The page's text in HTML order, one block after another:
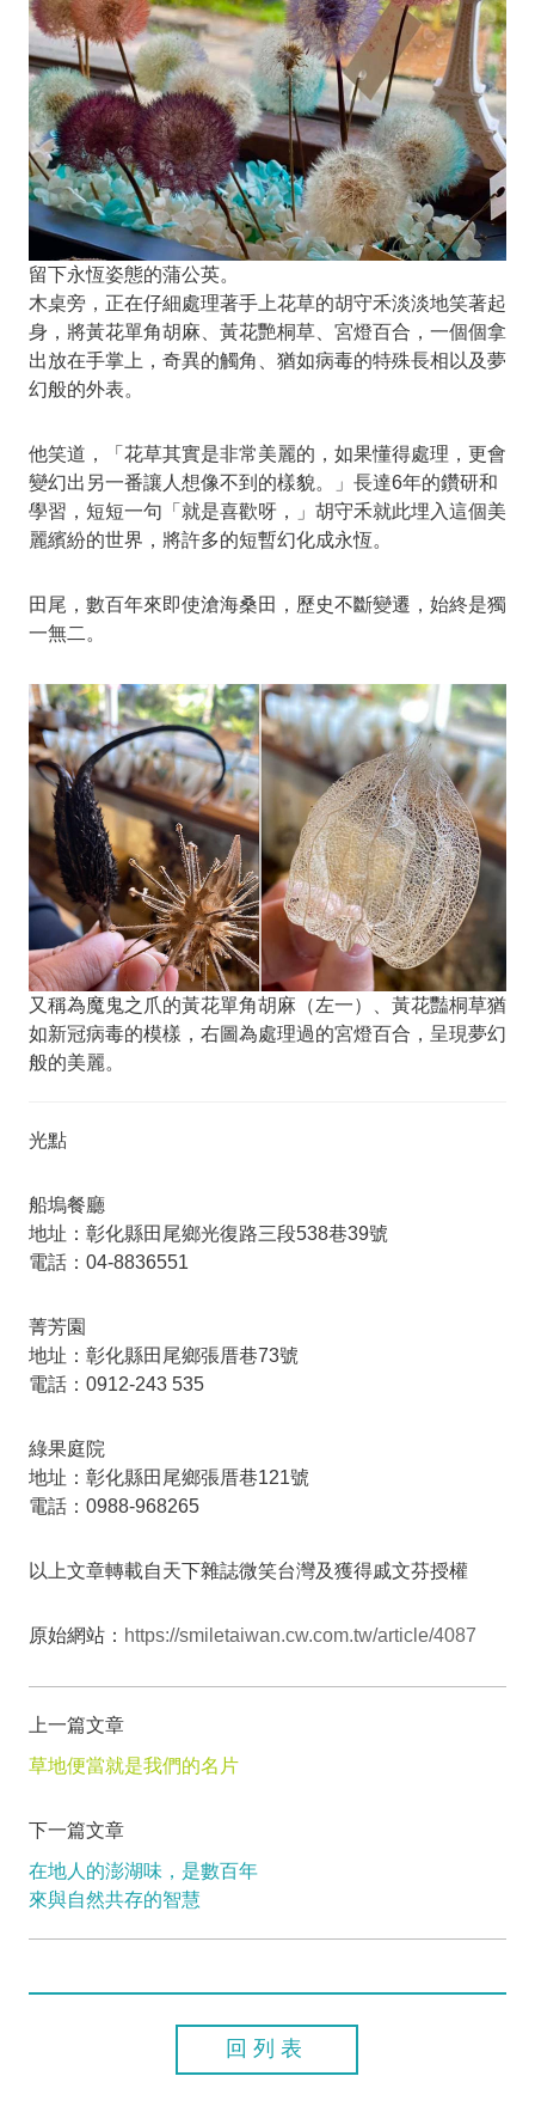
留下永恆姿態的蒲公英。
木桌旁，正在仔細處理著手上花草的胡守禾淡淡地笑著起
身，將黃花單角胡麻、黃花艷桐草、宮燈百合，一個個拿
出放在手掌上，奇異的觸角、猶如病毒的特殊長相以及夢
幻般的外表。
他笑道，「花草其實是非常美麗的，如果懂得處理，更會
變幻出另一番讓人想像不到的樣貌。」長達6年的鑽研和
學習，短短一句「就是喜歡呀，」胡守禾就此埋入這個美
麗繽紛的世界，將許多的短暫幻化成永恆。
田尾，數百年來即使滄海桑田，歷史不斷變遷，始終是獨
一無二。
又稱為魔鬼之爪的黃花單角胡麻（左一）、黃花豔桐草猶
如新冠病毒的模樣，右圖為處理過的宮燈百合，呈現夢幻
般的美麗。
光點
船塢餐廳
地址：彰化縣田尾鄉光復路三段538巷39號
電話：04-8836551
菁芳園
地址：彰化縣田尾鄉張厝巷73號
電話：0912-243 535
綠果庭院
地址：彰化縣田尾鄉張厝巷121號
電話：0988-968265
以上文章轉載自天下雜誌微笑台灣及獲得戚文芬授權
原始網站： https://smiletaiwan.cw.com.tw/article/4087
上一篇文章
草地便當就是我們的名片
下一篇文章
在地人的澎湖味，是數百年
來與自然共存的智慧
回列表